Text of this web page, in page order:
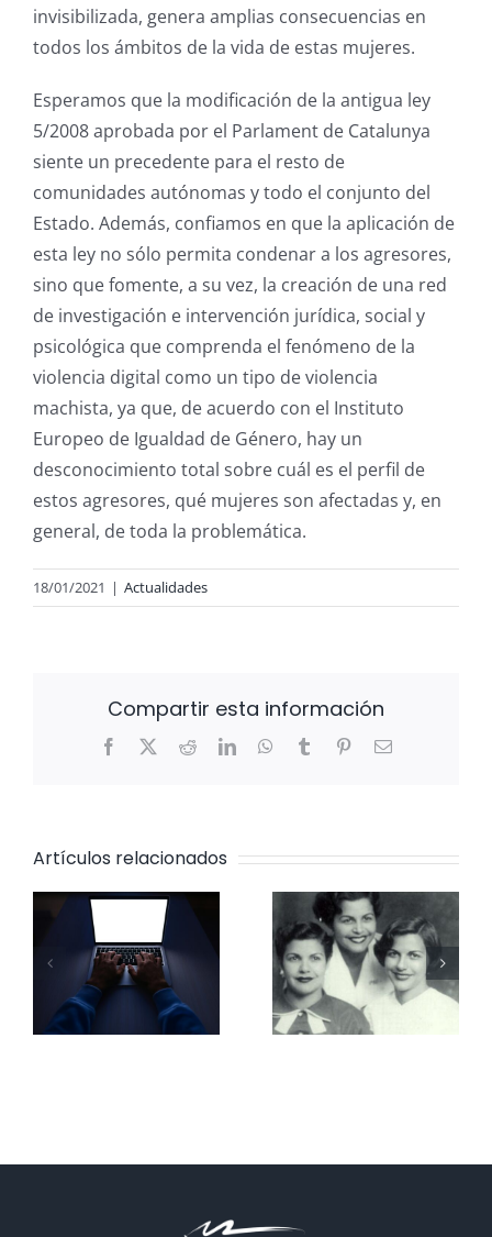
invisibilizada, genera amplias consecuencias en
todos los ámbitos de la vida de estas mujeres.
Esperamos que la modificación de la antigua ley
5/2008 aprobada por el Parlament de Catalunya
siente un precedente para el resto de
comunidades autónomas y todo el conjunto del
Estado. Además, confiamos en que la aplicación de
esta ley no sólo permita condenar a los agresores,
sino que fomente, a su vez, la creación de una red
de investigación e intervención jurídica, social y
psicológica que comprenda el fenómeno de la
violencia digital como un tipo de violencia
machista, ya que, de acuerdo con el Instituto
Europeo de Igualdad de Género, hay un
desconocimiento total sobre cuál es el perfil de
estos agresores, qué mujeres son afectadas y, en
general, de toda la problemática.
18/01/2021 | Actualidades
Compartir esta información
Facebook RedditLinkedInWhatsApp
Tumblr PinterestCorreo
Artículos relacionados
Las tres
mariposas y el
25N
machistas en
etapa escolar
en Catalunya |
Enquesta de
convivència
escolar i